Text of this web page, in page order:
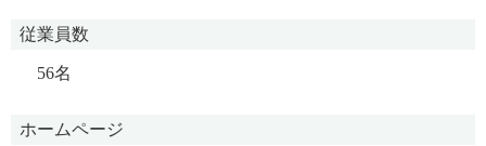
従業員数
56名
ホームページ